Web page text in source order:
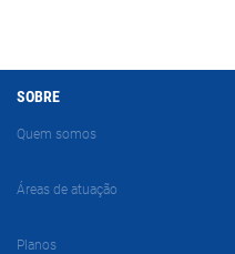
SOBRE
Quem somos
Áreas de atuação
Planos